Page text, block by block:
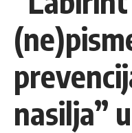
nasilja”